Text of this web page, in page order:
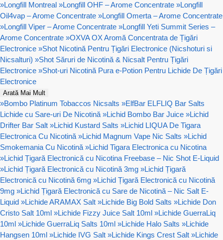
»Longfill Montreal »Longfill OHF – Arome Concentrate »Longfill
Oil4vap – Arome Concentrate »Longfill Omerta – Arome Concentrate
»Longfill Viper – Arome Concentrate »Longfill Yeti Summit Series –
Arome Concentrate »OXVA OX Aromă Concentrata de Țigări
Electronice »Shot Nicotină Pentru Țigări Electronice (Nicshoturi si
Nicsalturi) »Shot Săruri de Nicotină & Nicsalt Pentru Țigări
Electronice »Shot-uri Nicotină Pura e-Potion Pentru Lichide De Țigări
Electronice
Arată Mai Mult
»Bombo Platinum Tobaccos Nicsalts »ElfBar ELFLIQ Bar Salts
Lichide cu Sare-uri De Nicotină »Lichid Bombo Bar Juice »Lichid
Drifter Bar Salt »Lichid Kustard Salts »Lichid LIQUA De Tigara
Electronica Cu Nicotină »Lichid Magnum Vape Nic Salts »Lichid
Smokemania Cu Nicotină »Lichid Tigara Electronica cu Nicotina
»Lichid Țigară Electronică cu Nicotina Freebase – Nic Shot E-Liquid
»Lichid Țigară Electronică cu Nicotină 3mg »Lichid Țigară
Electronică cu Nicotină 6mg »Lichid Țigară Electronică cu Nicotină
9mg »Lichid Țigară Electronică cu Sare de Nicotină – Nic Salt E-
Liquid »Lichide ARAMAX Salt »Lichide Big Bold Salts »Lichide Don
Cristo Salt 10ml »Lichide Fizzy Juice Salt 10ml »Lichide GuerraLiq
10ml »Lichide GuerraLiq Salts 10ml »Lichide Halo Salts »Lichide
Hangsen 10ml »Lichide IVG Salt »Lichide Kings Crest Salt »Lichide